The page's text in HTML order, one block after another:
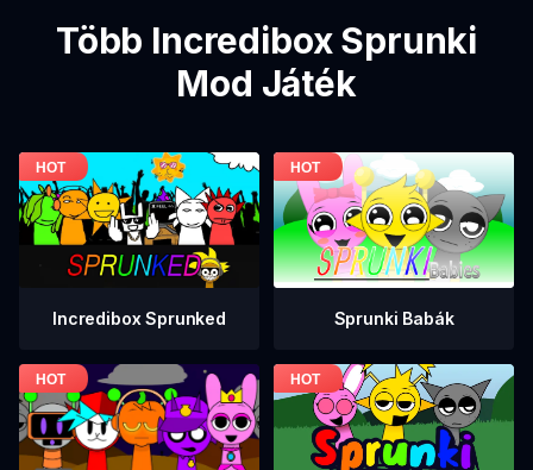
Több Incredibox Sprunki
Mod Játék
Incredibox Sprunked Sprunki Babák